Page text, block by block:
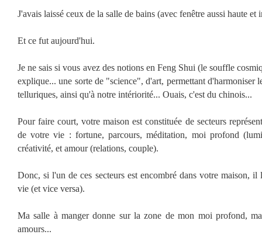
J'avais laissé ceux de la salle de bains (avec fenêtre aussi haute
Et ce fut aujourd'hui.
Je ne sais si vous avez des notions en Feng Shui (le souffle
explique... une sorte de "science", d'art, permettant d'harmoniser
telluriques, ainsi qu'à notre intériorité... Ouais, c'est du chinois...
Pour faire court, votre maison est constituée de secteurs
de votre vie : fortune, parcours, méditation, moi profond
créativité, et amour (relations, couple).
Donc, si l'un de ces secteurs est encombré dans votre maison, il
vie (et vice versa).
Ma salle à manger donne sur la zone de mon moi profond,
amours...